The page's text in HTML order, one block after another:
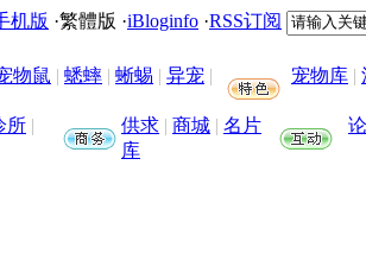
机版 ·繁體版 ·iBloginfo ·RSS订阅
物鼠 | 蟋蟀 | 蜥蜴 | 异宠 |
宠物库 |
所 |
供求 | 商城 | 名片
库